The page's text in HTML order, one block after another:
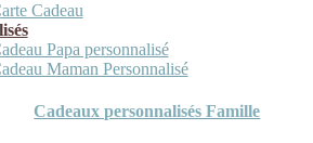
Cadeau
Papa personnalisé
Maman Personnalisé
Cadeaux personnalisés Famille